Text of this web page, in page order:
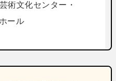
術文化センター・
ール